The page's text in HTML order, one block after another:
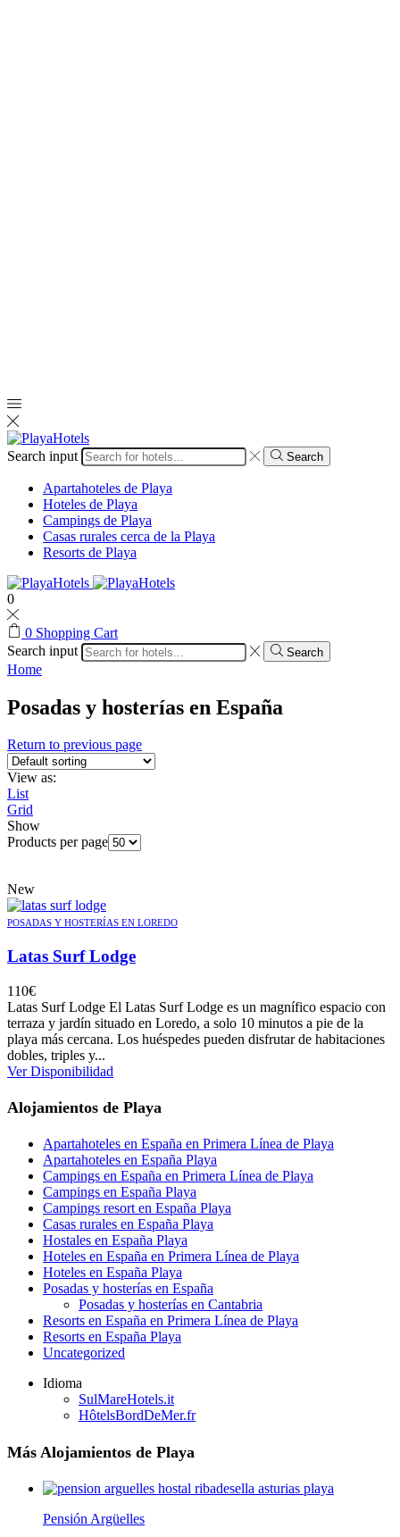
Search input Search
Apartahoteles de Playa
Hoteles de Playa
Campings de Playa
Casas rurales cerca de la Playa
Resorts de Playa
0
0 Shopping Cart
Search input
Search
Home
Posadas y hosterías en España
Return to previous page
View as:
List
Grid
Show
Products per page
New
POSADAS Y HOSTERÍAS EN LOREDO
Latas Surf Lodge
110€
Latas Surf Lodge El Latas Surf Lodge es un magnífico espacio con
terraza y jardín situado en Loredo, a solo 10 minutos a pie de la
playa más cercana. Los huéspedes pueden disfrutar de habitaciones
dobles, triples y...
Ver Disponibilidad
Alojamientos de Playa
Apartahoteles en España en Primera Línea de Playa
Apartahoteles en España Playa
Campings en España en Primera Línea de Playa
Campings en España Playa
Campings resort en España Playa
Casas rurales en España Playa
Hostales en España Playa
Hoteles en España en Primera Línea de Playa
Hoteles en España Playa
Posadas y hosterías en España
Posadas y hosterías en Cantabria
Resorts en España en Primera Línea de Playa
Resorts en España Playa
Uncategorized
Idioma
SulMareHotels.it
HôtelsBordDeMer.fr
Más Alojamientos de Playa
Pensión Argüelles